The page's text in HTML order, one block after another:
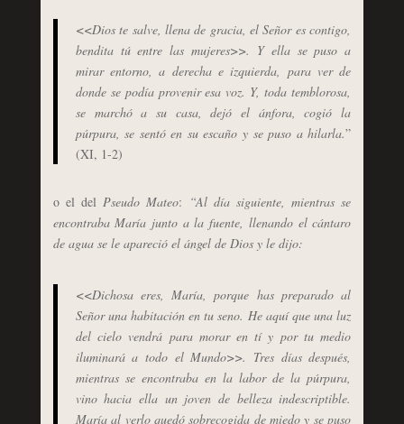
<<Dios te salve, llena de gracia, el Señor es contigo,
bendita tú entre las mujeres>>. Y ella se puso a
mirar entorno, a derecha e izquierda, para ver de
donde se podía provenir esa voz. Y, toda temblorosa,
se marchó a su casa, dejó el ánfora, cogió la
púrpura, se sentó en su escaño y se puso a hilarla.”
(XI, 1-2)
o el del Pseudo Mateo: “Al día siguiente, mientras se
encontraba María junto a la fuente, llenando el cántaro
de agua se le apareció el ángel de Dios y le dijo:
<<Dichosa eres, María, porque has preparado al
Señor una habitación en tu seno. He aquí que una luz
del cielo vendrá para morar en tí y por tu medio
iluminará a todo el Mundo>>. Tres días después,
mientras se encontraba en la labor de la púrpura,
vino hacia ella un joven de belleza indescriptible.
María al verlo quedó sobrecogida de miedo y se puso